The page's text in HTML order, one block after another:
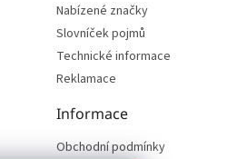
Nabízené značky
Slovníček pojmů
Technické informace
Reklamace
Informace
Obchodní podmínky